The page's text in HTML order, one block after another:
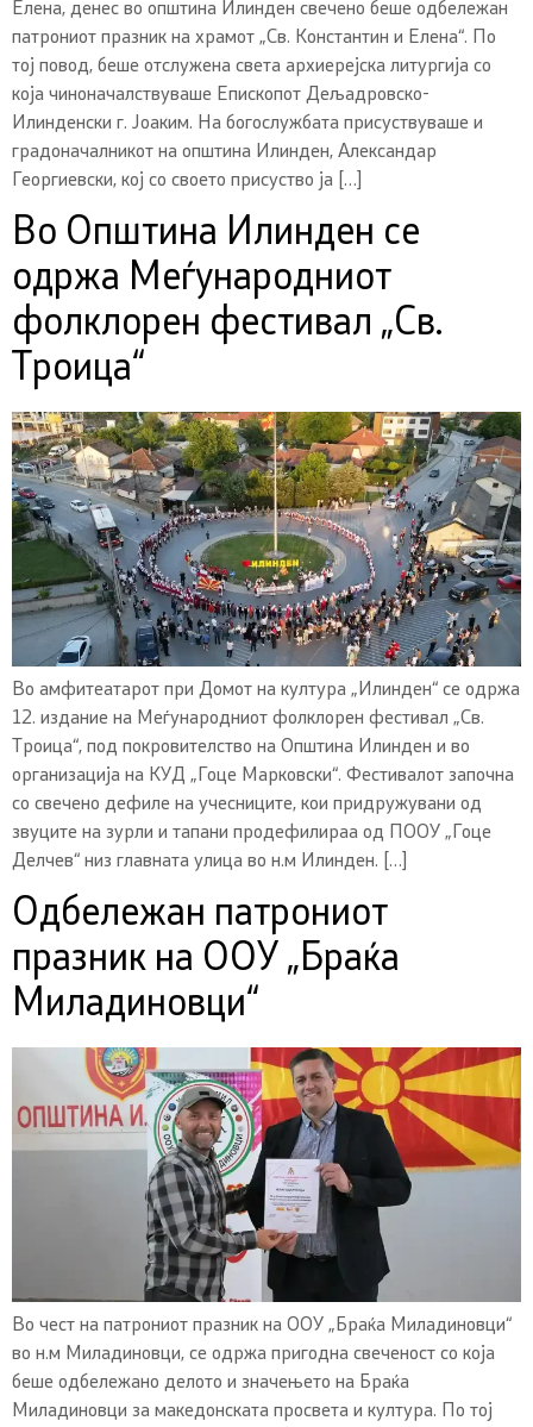
Елена, денес во општина Илинден свечено беше одбележан
патрониот празник на храмот „Св. Константин и Елена“. По
тој повод, беше отслужена света архиерејска литургија со
која чиноначалствуваше Епископот Дељадровско-
Илинденски г. Јоаким. На богослужбата присуствуваше и
градоначалникот на општина Илинден, Александар
Георгиевски, кој со своето присуство ја […]
Во Општина Илинден се
одржа Меѓународниот
фолклорен фестивал „Св.
Троица“
Во амфитеатарот при Домот на култура „Илинден“ се одржа
12. издание на Меѓународниот фолклорен фестивал „Св.
Троица“, под покровителство на Општина Илинден и во
организација на КУД „Гоце Марковски“. Фестивалот започна
со свечено дефиле на учесниците, кои придружувани од
звуците на зурли и тапани продефилираа од ПООУ „Гоце
Делчев“ низ главната улица во н.м Илинден. […]
Одбележан патрониот
празник на ООУ „Браќа
Миладиновци“
Во чест на патрониот празник на ООУ „Браќа Миладиновци“
во н.м Миладиновци, се одржа пригодна свеченост со која
беше одбележано делото и значењето на Браќа
Миладиновци за македонската просвета и култура. По тој